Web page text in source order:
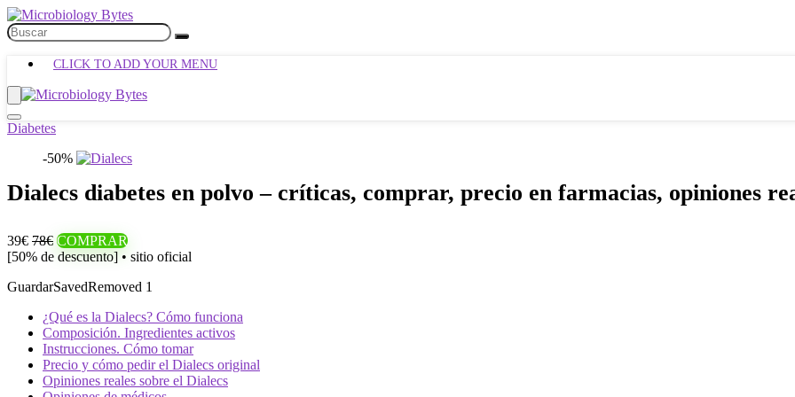
CLICK TO ADD YOUR MENU
Diabetes
-50%
Dialecs diabetes en polvo – críticas, comprar, precio en farmacias, opiniones
39€ 78€ COMPRAR
[50% de descuento] • sitio oficial
GuardarSavedRemoved 1
¿Qué es la Dialecs? Cómo funciona
Composición. Ingredientes activos
Instrucciones. Cómo tomar
Precio y cómo pedir el Dialecs original
Opiniones reales sobre el Dialecs